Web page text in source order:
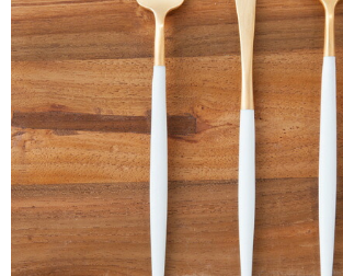
山一 マリメッコ つきじ常陸屋